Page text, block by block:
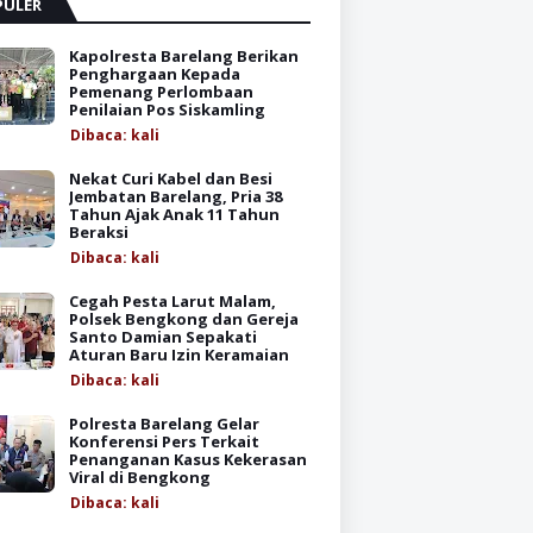
Kapolresta Barelang Berikan
Penghargaan Kepada
Pemenang Perlombaan
Penilaian Pos Siskamling
Dibaca: kali
Nekat Curi Kabel dan Besi
Jembatan Barelang, Pria 38
Tahun Ajak Anak 11 Tahun
Beraksi
Dibaca: kali
Cegah Pesta Larut Malam,
Polsek Bengkong dan Gereja
Santo Damian Sepakati
Aturan Baru Izin Keramaian
Dibaca: kali
Polresta Barelang Gelar
Konferensi Pers Terkait
Penanganan Kasus Kekerasan
Viral di Bengkong
Dibaca: kali